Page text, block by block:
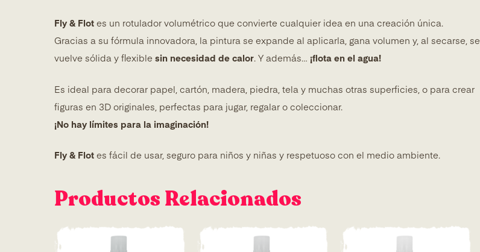
Fly & Flot es un rotulador volumétrico que convierte cualquier idea en una creación única.
Gracias a su fórmula innovadora, la pintura se expande al aplicarla, gana volumen y, al secarse, se
vuelve sólida y flexible sin necesidad de calor. Y además… ¡flota en el agua!
Es ideal para decorar papel, cartón, madera, piedra, tela y muchas otras superficies, o para crear
figuras en 3D originales, perfectas para jugar, regalar o coleccionar.
¡No hay límites para la imaginación!
Fly & Flot es fácil de usar, seguro para niños y niñas y respetuoso con el medio ambiente.
Productos Relacionados